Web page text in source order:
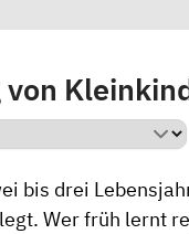
bis drei
Wer früh lernt